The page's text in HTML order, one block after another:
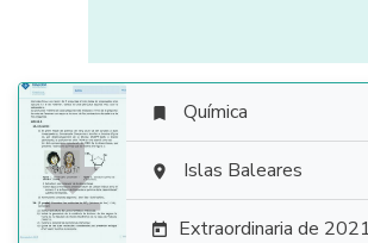

 Química
 Islas Baleares
 Extraordinaria de 2021